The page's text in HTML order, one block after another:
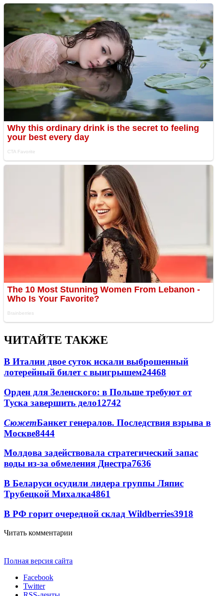
ЧИТАЙТЕ ТАКЖЕ
В Италии двое суток искали выброшенный
лотерейный билет с выигрышем24468
Орден для Зеленского: в Польше требуют от
Туска завершить дело12742
СюжетБанкет генералов. Последствия взрыва в
Москве8444
Молдова задействовала стратегический запас
воды из-за обмеления Днестра7636
В Беларуси осудили лидера группы Ляпис
Трубецкой Михалка4861
В РФ горит очередной склад Wildberries3918
Читать комментарии
Полная версия сайта
Facebook
Twitter